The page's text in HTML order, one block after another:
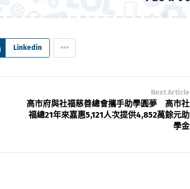
Linkedin
Next Article
高市府與社福慈善總會攜手助學圓夢 高市社
福總21年來嘉惠5,121人次提供4,852萬餘元助
學金